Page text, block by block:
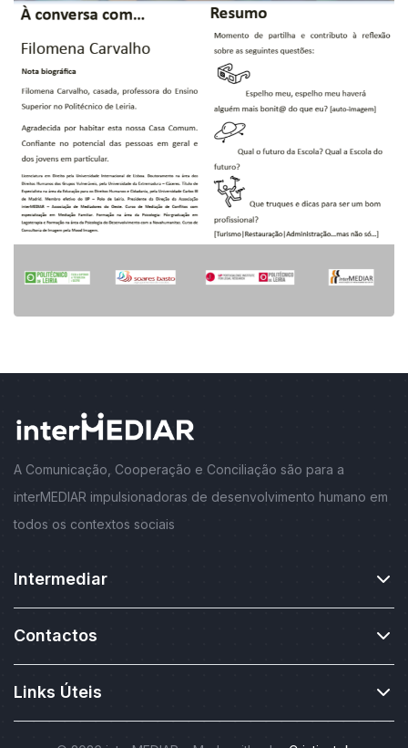
A Comunicação, Cooperação e Conciliação são para a
interMEDIAR impulsionadoras de desenvolvimento humano em
todos os contextos sociais
Intermediar
Contactos
Links Úteis